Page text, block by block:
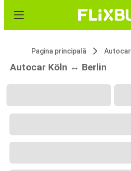
Pagina principală Autocar
Autocar Köln ↔ Berlin